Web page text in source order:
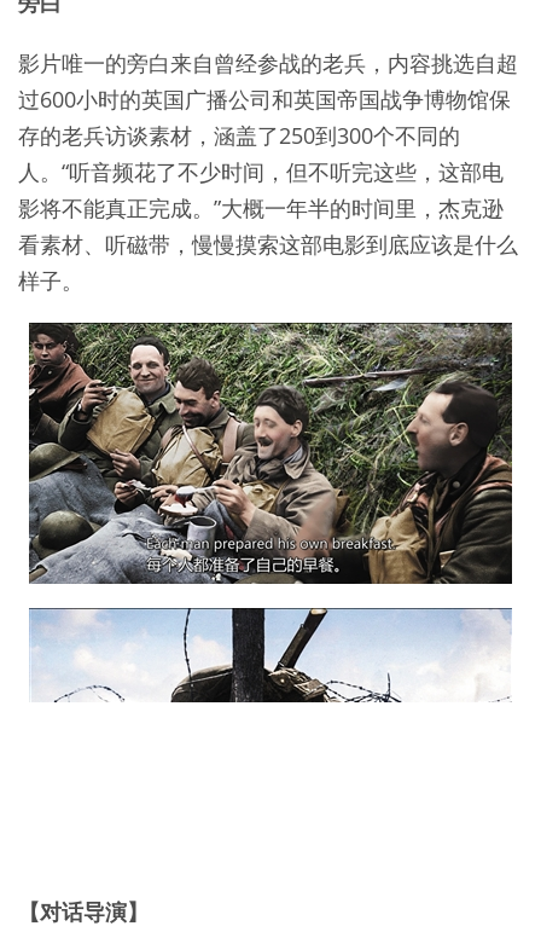
影片唯一的旁白来自曾经参战的老兵，内容挑选自超
过600小时的英国广播公司和英国帝国战争博物馆保
存的老兵访谈素材，涵盖了250到300个不同的
人。“听音频花了不少时间，但不听完这些，这部电
影将不能真正完成。”大概一年半的时间里，杰克逊
看素材、听磁带，慢慢摸索这部电影到底应该是什么
样子。
【对话导演】